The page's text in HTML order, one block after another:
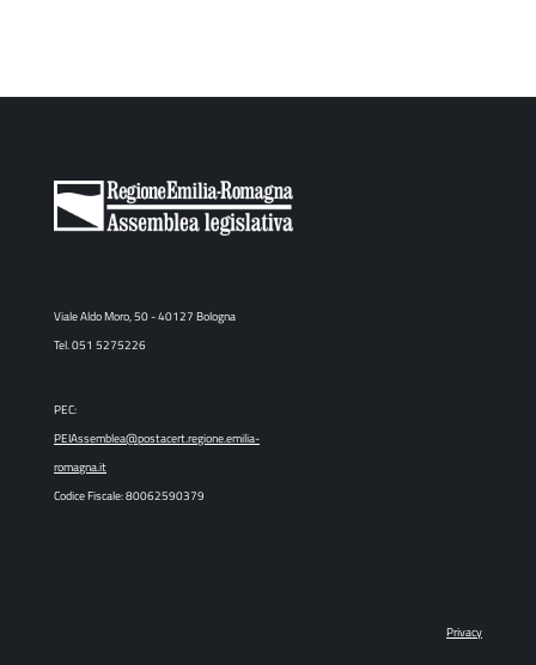
Viale Aldo Moro, 50 - 40127 Bologna
Tel. 051 5275226
PEC:
PEIAssemblea@postacert.regione.emilia-
romagna.it
Codice Fiscale: 80062590379
Privacy